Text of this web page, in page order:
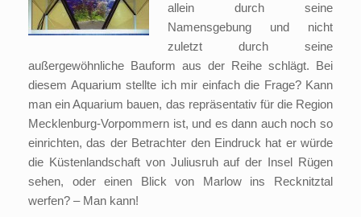
allein durch seine
Namensgebung und nicht
zuletzt durch seine
außergewöhnliche Bauform aus der Reihe schlägt. Bei
diesem Aquarium stellte ich mir einfach die Frage? Kann
man ein Aquarium bauen, das repräsentativ für die Region
Mecklenburg-Vorpommern ist, und es dann auch noch so
einrichten, das der Betrachter den Eindruck hat er würde
die Küstenlandschaft von Juliusruh auf der Insel Rügen
sehen, oder einen Blick von Marlow ins Recknitztal
werfen? – Man kann!